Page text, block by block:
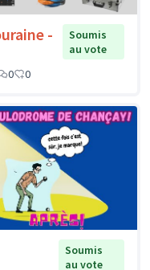
-
Soumis
au vote
0 0
Soumis
au vote